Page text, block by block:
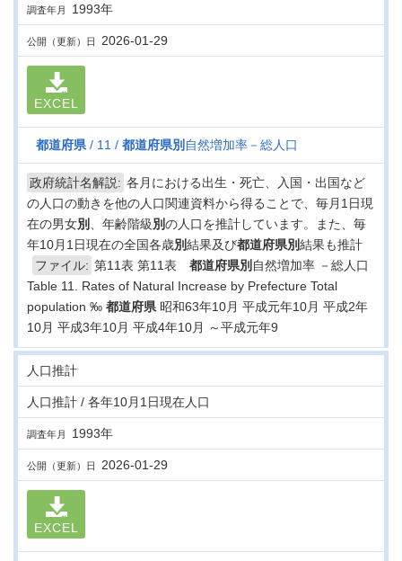
調査年月 1993年
公開（更新）日 2026-01-29
EXCEL
都道府県 11 都道府県別 自然増加率－総人口
政府統計名解説: 各月における出生・死亡、入国・出国など
の人口の動きを他の人口関連資料から得ることで、毎月1日現
在の男女別 、年齢階級別の人口を推計しています。また、毎
年10月1日現在の全国各歳別結果及び都道府県別結果も推計
ファイル: 第11表 第11表 都道府県別 自然増加率 －総人口
Table 11. Rates of Natural Increase by Prefecture Total
population ‰ 都道府県昭和63年10月 平成元年10月 平成2年
10月 平成3年10月 平成4年10月 ～平成元年9
人口推計
人口推計 / 各年10月1日現在人口
調査年月 1993年
公開（更新）日 2026-01-29
EXCEL